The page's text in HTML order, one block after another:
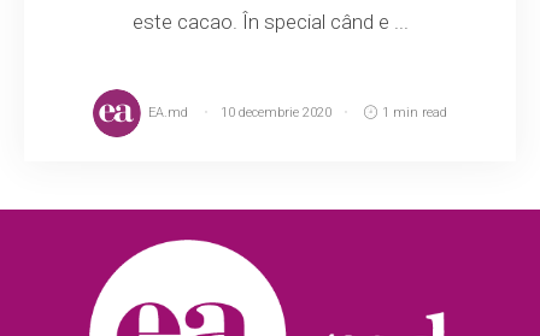
este cacao. În special când e ...
EA.md 10 decembrie 2020 1 min read